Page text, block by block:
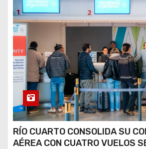
RÍO CUARTO CONSOLIDA SU
AÉREA CON CUATRO VUELOS